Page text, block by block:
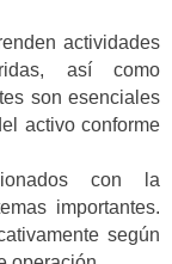
actividades
así como
son esenciales
activo conforme
con la
importantes.
según